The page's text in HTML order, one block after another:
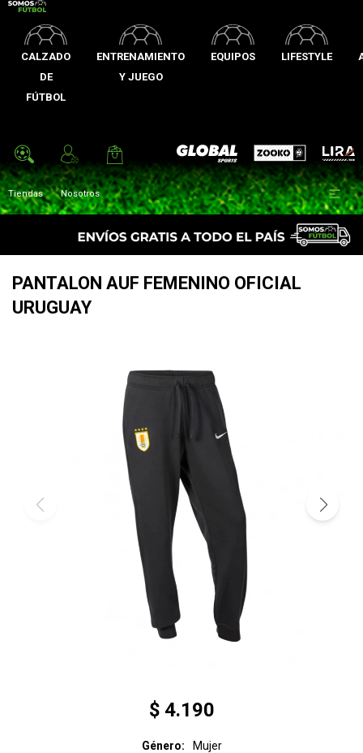
CALZADO
DE
FÚTBOL
ENTRENAMIENTO
Y JUEGO
EQUIPOS LIFESTYLE
Global Sports Zooko Lira
Tiendas Nosotros 
PANTALON AUF FEMENINO OFICIAL
URUGUAY
$ 4.190
Género
Mujer